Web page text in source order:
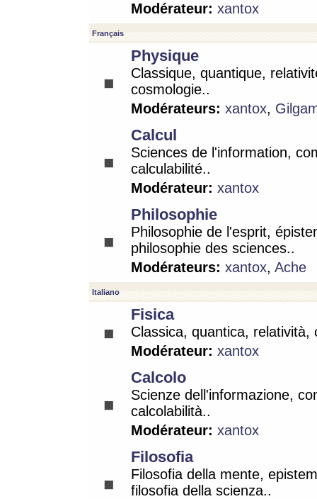
Modérateur: xantox
Français
Physique
Classique, quantique,
cosmologie..
Modérateurs: xantox,
Calcul
Sciences de l'information,
calculabilité..
Modérateur: xantox
Philosophie
Philosophie de l'esprit,
philosophie des sciences..
Modérateurs: xantox, Ache
Italiano
Fisica
Classica, quantica, relatività,
Modérateur: xantox
Calcolo
Scienze dell'informazione,
calcolabilità..
Modérateur: xantox
Filosofia
Filosofia della mente,
filosofia della scienza..